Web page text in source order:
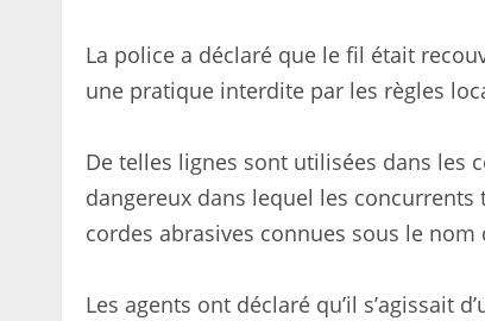
La police a déclaré que le fil était
une pratique interdite par les règles
De telles lignes sont utilisées dans les
dangereux dans lequel les
cordes abrasives connues sous le nom
Les agents ont déclaré qu’il s’agissait